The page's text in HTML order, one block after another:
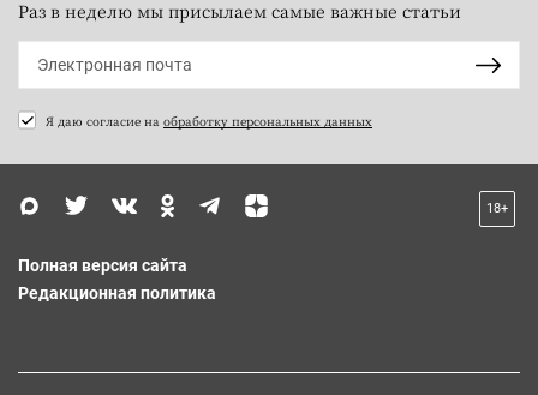
Раз в неделю мы присылаем самые важные статьи
Я даю согласие на обработку персональных данных
18+
Полная версия сайта
Редакционная политика